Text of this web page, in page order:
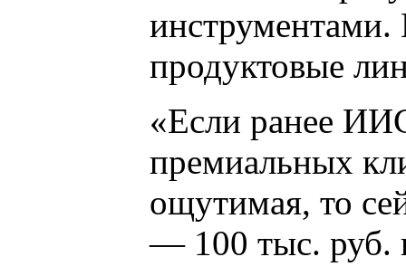
инструментами.
продуктовые
«Если ранее
премиальных
ощутимая, то
— 100 тыс. руб.